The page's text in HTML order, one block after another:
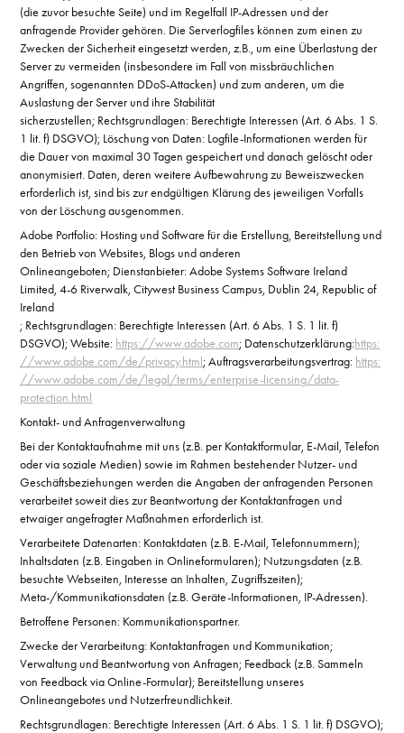
(die zuvor besuchte Seite) und im Regelfall IP-Adressen und der
anfragende Provider gehören. Die Serverlogfiles können zum einen zu
Zwecken der Sicherheit eingesetzt werden, z.B., um eine Überlastung der
Server zu vermeiden (insbesondere im Fall von missbräuchlichen
Angriffen, sogenannten DDoS-Attacken) und zum anderen, um die
Auslastung der Server und ihre Stabilität
sicherzustellen; Rechtsgrundlagen: Berechtigte Interessen (Art. 6 Abs. 1 S.
1 lit. f) DSGVO); Löschung von Daten: Logfile-Informationen werden für
die Dauer von maximal 30 Tagen gespeichert und danach gelöscht oder
anonymisiert. Daten, deren weitere Aufbewahrung zu Beweiszwecken
erforderlich ist, sind bis zur endgültigen Klärung des jeweiligen Vorfalls
von der Löschung ausgenommen.
Adobe Portfolio: Hosting und Software für die Erstellung, Bereitstellung und
den Betrieb von Websites, Blogs und anderen
Onlineangeboten; Dienstanbieter: Adobe Systems Software Ireland
Limited,4-6 Riverwalk,Citywest Business Campus, Dublin 24, Republic of
Ireland
; Rechtsgrundlagen: Berechtigte Interessen (Art. 6 Abs. 1 S. 1 lit. f)
DSGVO); Website: https://www.adobe.com; Datenschutzerklärung:https:
//www.adobe.com/de/privacy.html; Auftragsverarbeitungsvertrag: https:
//www.adobe.com/de/legal/terms/enterprise-licensing/data-
protection.html
Kontakt- und Anfragenverwaltung
Bei der Kontaktaufnahme mit uns (z.B. per Kontaktformular, E-Mail, Telefon
oder via soziale Medien) sowie im Rahmen bestehender Nutzer- und
Geschäftsbeziehungen werden die Angaben der anfragenden Personen
verarbeitet soweit dies zur Beantwortung der Kontaktanfragen und
etwaiger angefragter Maßnahmen erforderlich ist.
Verarbeitete Datenarten: Kontaktdaten (z.B. E-Mail, Telefonnummern);
Inhaltsdaten (z.B. Eingaben in Onlineformularen); Nutzungsdaten (z.B.
besuchte Webseiten, Interesse an Inhalten, Zugriffszeiten);
Meta-/Kommunikationsdaten (z.B. Geräte-Informationen, IP-Adressen).
Betroffene Personen: Kommunikationspartner.
Zwecke der Verarbeitung: Kontaktanfragen und Kommunikation;
Verwaltung und Beantwortung von Anfragen; Feedback (z.B. Sammeln
von Feedback via Online-Formular); Bereitstellung unseres
Onlineangebotes und Nutzerfreundlichkeit.
Rechtsgrundlagen: Berechtigte Interessen (Art. 6 Abs. 1 S. 1 lit. f) DSGVO);